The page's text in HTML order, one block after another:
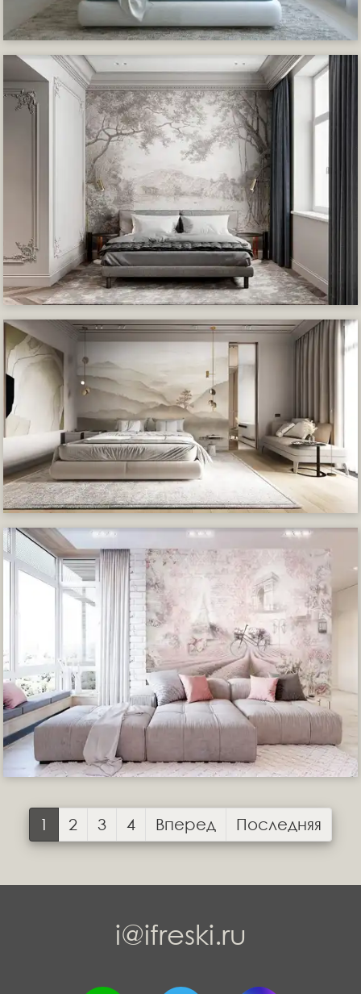
1 2 3 4 Вперед Последняя
i@ifreski.ru